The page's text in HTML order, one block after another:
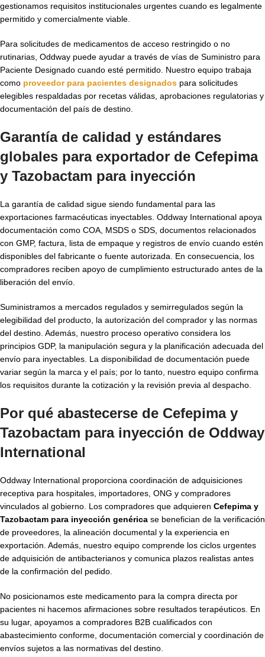
gestionamos requisitos institucionales urgentes cuando es legalmente
permitido y comercialmente viable.
Para solicitudes de medicamentos de acceso restringido o no
rutinarias, Oddway puede ayudar a través de vías de Suministro para
Paciente Designado cuando esté permitido. Nuestro equipo trabaja
como proveedor para pacientes designados para solicitudes
elegibles respaldadas por recetas válidas, aprobaciones regulatorias y
documentación del país de destino.
Garantía de calidad y estándares
globales para exportador de Cefepima
y Tazobactam para inyección
La garantía de calidad sigue siendo fundamental para las
exportaciones farmacéuticas inyectables. Oddway International apoya
documentación como COA, MSDS o SDS, documentos relacionados
con GMP, factura, lista de empaque y registros de envío cuando estén
disponibles del fabricante o fuente autorizada. En consecuencia, los
compradores reciben apoyo de cumplimiento estructurado antes de la
liberación del envío.
Suministramos a mercados regulados y semirregulados según la
elegibilidad del producto, la autorización del comprador y las normas
del destino. Además, nuestro proceso operativo considera los
principios GDP, la manipulación segura y la planificación adecuada del
envío para inyectables. La disponibilidad de documentación puede
variar según la marca y el país; por lo tanto, nuestro equipo confirma
los requisitos durante la cotización y la revisión previa al despacho.
Por qué abastecerse de Cefepima y
Tazobactam para inyección de Oddway
International
Oddway International proporciona coordinación de adquisiciones
receptiva para hospitales, importadores, ONG y compradores
vinculados al gobierno. Los compradores que adquieren Cefepima y
Tazobactam para inyección genérica se benefician de la verificación
de proveedores, la alineación documental y la experiencia en
exportación. Además, nuestro equipo comprende los ciclos urgentes
de adquisición de antibacterianos y comunica plazos realistas antes
de la confirmación del pedido.
No posicionamos este medicamento para la compra directa por
pacientes ni hacemos afirmaciones sobre resultados terapéuticos. En
su lugar, apoyamos a compradores B2B cualificados con
abastecimiento conforme, documentación comercial y coordinación de
envíos sujetos a las normativas del destino.